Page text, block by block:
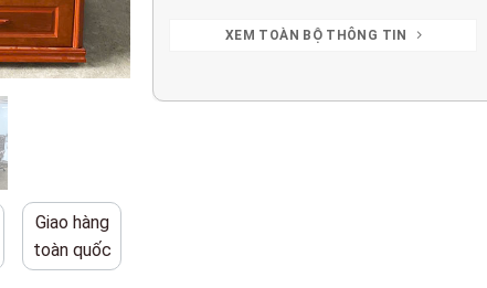
Giao hàng
toàn quốc
XEM TOÀN BỘ THÔNG TIN